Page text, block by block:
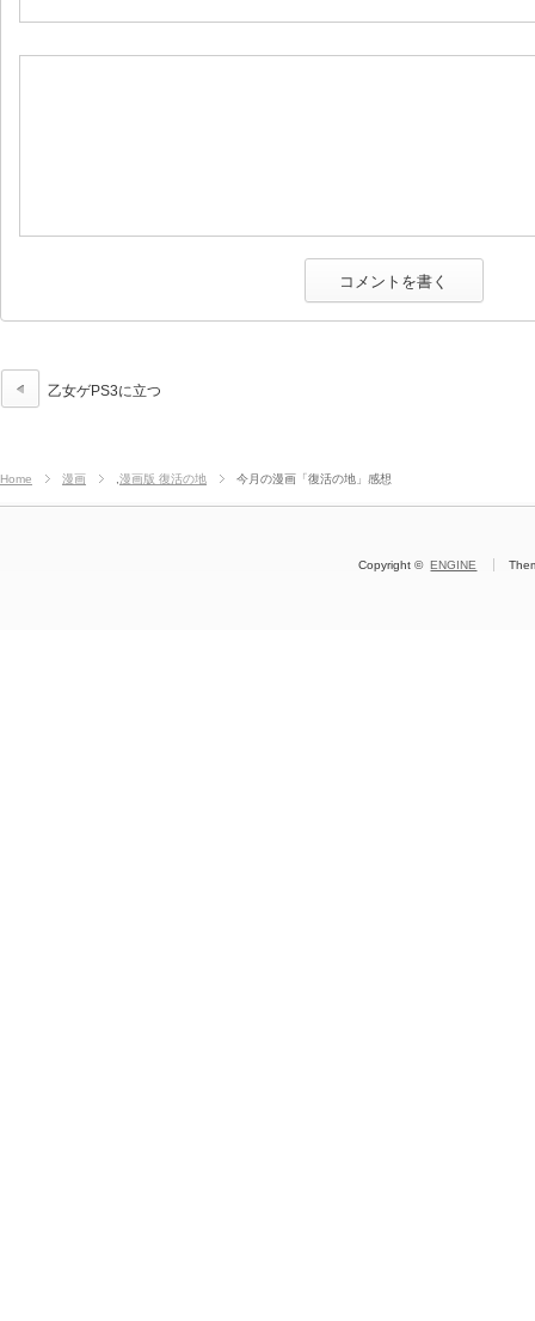
乙女ゲPS3に立つ
Home 漫画 漫画版 復活の地 今月の漫画「復活の地」感想
Copyright ©ENGINE